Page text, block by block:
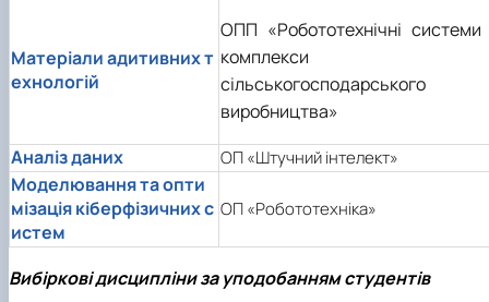
Матеріали адитивних т
ехнологій
ОПП «Робототехнічні системи
комплекси
сільськогосподарського
виробництва»
Аналіз даних
ОП «Штучний інтелект»
Моделювання та опти
мізація кіберфізичних с
истем
ОП «Робототехніка»
Вибіркові дисципліни за уподобанням студентів